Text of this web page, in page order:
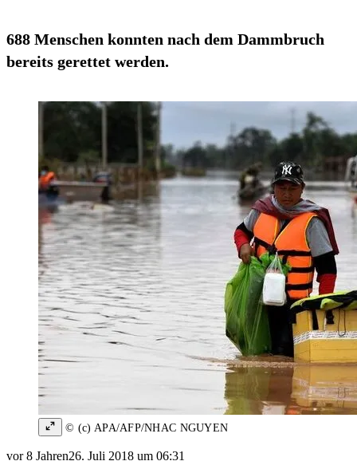
688 Menschen konnten nach dem Dammbruch
bereits gerettet werden.
© (c) APA/AFP/NHAC NGUYEN
vor 8 Jahren26. Juli 2018 um 06:31